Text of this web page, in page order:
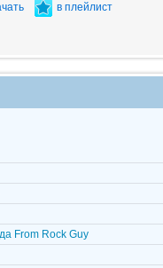
в плейлист
From Rock Guy